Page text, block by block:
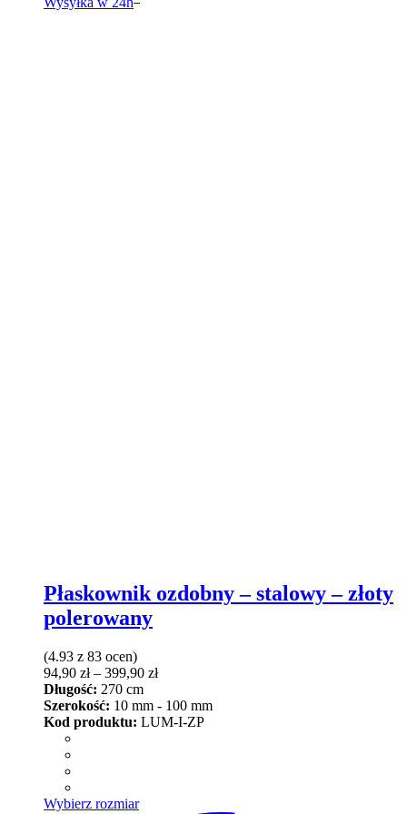
Płaskownik ozdobny – stalowy – złoty
polerowany
(4.93 z 83 ocen)
94,90 zł – 399,90 złZakres
od
94,90 zł
Długość: 270 cm
Szerokość: 10 mm - 100 mm
Kod produktu: LUM-I-ZP
Wybierz rozmiarTen